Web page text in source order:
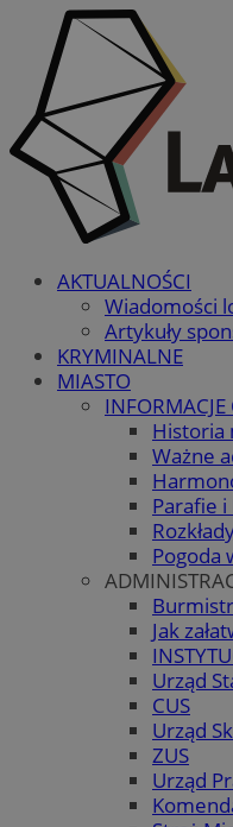
AKTUALNOŚCI
Wiadomości
Artykuły
KRYMINALNE
MIASTO
INFORMACJE
Historia
Ważne
Parafie i
Pogoda
Jak
Urząd
CUS
Urząd
ZUS
Urząd